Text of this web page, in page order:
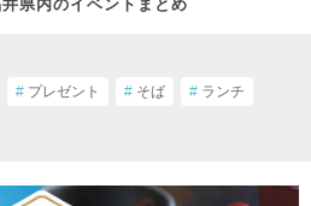
県内のイベントまとめ
# プレゼント # そば # ランチ